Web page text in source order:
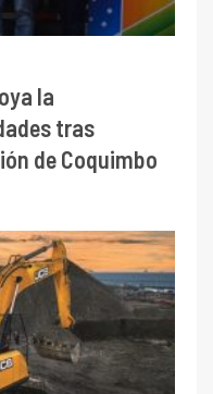
la
tras
de Coquimbo